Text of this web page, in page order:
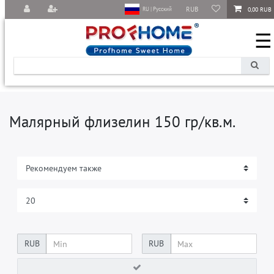
RUB 0,00 RUB
RU | Русский
☰
Малярный флизелин 150 гр/кв.м.
RUB RUB